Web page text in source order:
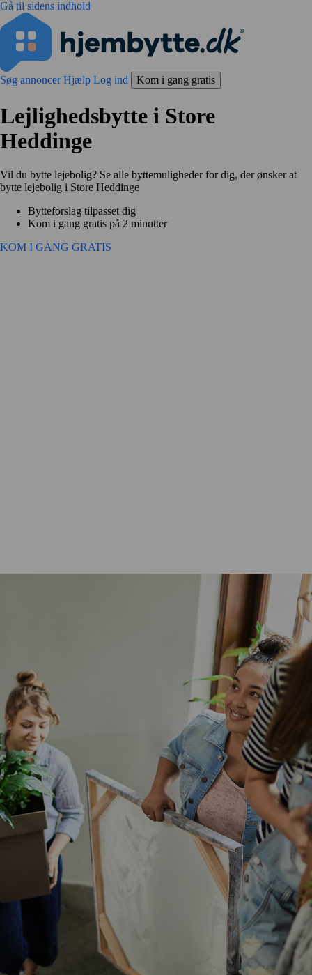
Gå til sidens indhold
Søg annoncerHjælp Log ind Kom i gang gratis
Lejlighedsbytte i Store
Heddinge
Vil du bytte lejebolig? Se alle byttemuligheder for dig, der ønsker at
bytte lejebolig i Store Heddinge
Bytteforslag tilpasset dig
Kom i gang gratis på 2 minutter
KOM I GANG GRATIS